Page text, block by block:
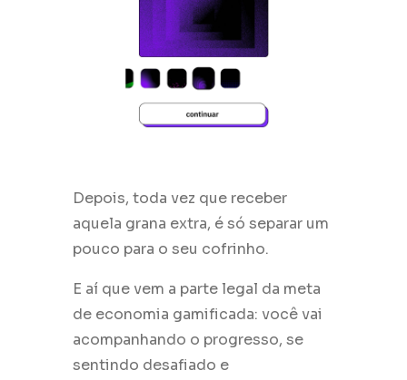
Depois, toda vez que receber
aquela grana extra, é só separar um
pouco para o seu cofrinho.
E aí que vem a parte legal da meta
de economia gamificada: você vai
acompanhando o progresso, se
sentindo desafiado e